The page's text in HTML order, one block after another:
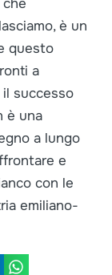
è un
questo
a
successo
è una
a lungo
e
con le
emiliano-